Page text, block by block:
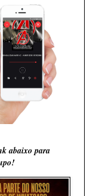
abaixo para